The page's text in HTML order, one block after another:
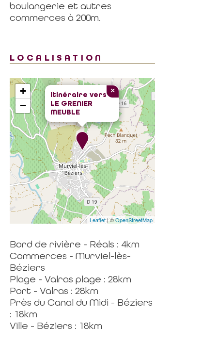
boulangerie et autres
commerces à 200m.
LOCALISATION
Itinéraire vers
LE GRENIER
MEUBLE
×
+
−
Leaflet | ©OpenStreetMap
Bord de rivière - Réals : 4km
Commerces - Murviel-lès-
Béziers
Plage - Valras plage : 28km
Port - Valras : 28km
Près du Canal du Midi - Béziers
: 18km
Ville - Béziers : 18km